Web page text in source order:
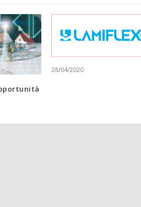
28/04/2020